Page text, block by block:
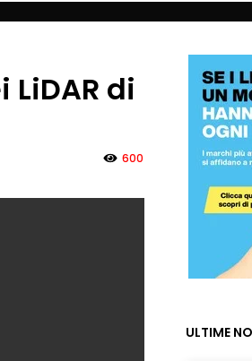
di
600
ULTIME